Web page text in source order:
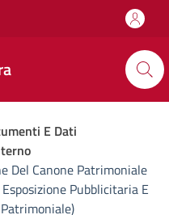
E Dati
Del Canone Patrimoniale
Pubblicitaria E